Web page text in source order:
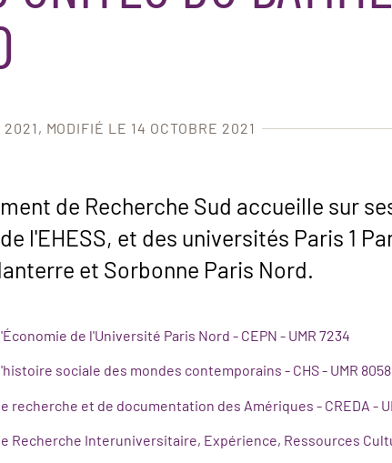
2021 MODIFIÉ LE 14 OCTOBRE 2021
de Recherche Sud accueille sur
l'EHESS, et des universités Paris 1
et Sorbonne Paris Nord.
de l'Université Paris Nord - CEPN - UMR 7234
sociale des mondes contemporains - CHS - UMR 8058
recherche et de documentation des Amériques - CREDA -
Recherche Interuniversitaire, Expérience, Ressources